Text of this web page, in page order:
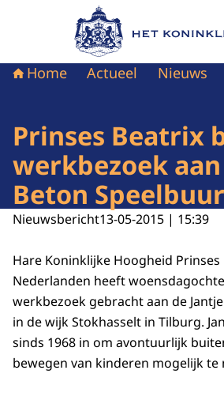
Naar de homepage van
Home Actueel Nieuws
Prinses Beatrix
werkbezoek
Beton
Nieuwsbericht13-05-2015 | 15:39
Hare Koninklijke Hoogheid
Nederlanden heeft
werkbezoek gebracht aan de
in de wijk Stokhasselt in Tilburg.
sinds 1968 in om avontuurlijk
bewegen van kinderen mogelijk te